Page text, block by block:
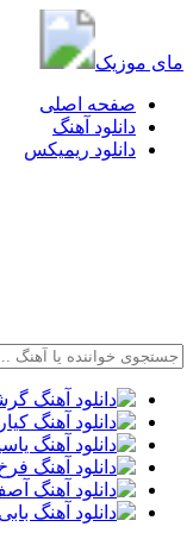
مای موزیک
صفحه اصلی
دانلود آهنگ
دانلود ریمیکس